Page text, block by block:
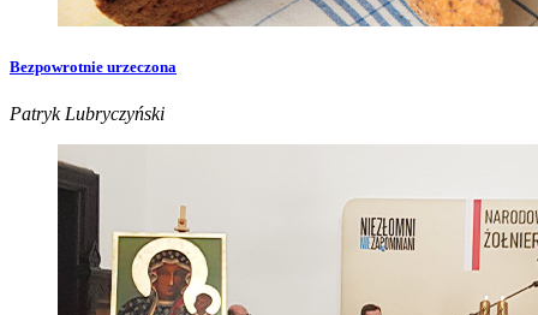
Bezpowrotnie urzeczona
Patryk Lubryczyński